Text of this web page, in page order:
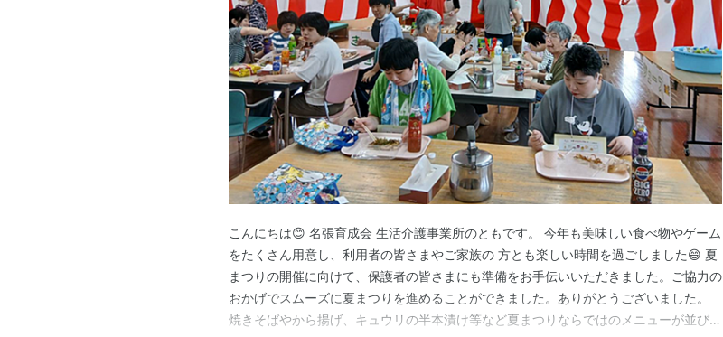
秋田竿燈まつり（秋田県秋田市）
仙台七夕まつり（宮城県仙台市） 以上、東北三大夏祭り
天神祭り（大阪府）
祇園祭（京都府）
弘前ねぷたまつり（青森県弘前市）
阿波踊り（徳島県）
よさこい祭り（高知県）
しゃんしゃん祭（鳥取県）
こんにちは😊 名張育成会 生活介護事業所のともです。 今年も美味しい食べ物やゲーム
をたくさん用意し、利用者の皆さまやご家族の 方とも楽しい時間を過ごしました😄 夏
まつりの開催に向けて、保護者の皆さまにも準備をお手伝いいただきました。ご協力の
おかげでスムーズに夏まつりを進めることができました。ありがとうございました。
焼きそばやから揚げ、キュウリの半本漬け等など夏まつりならではのメニューが並びま